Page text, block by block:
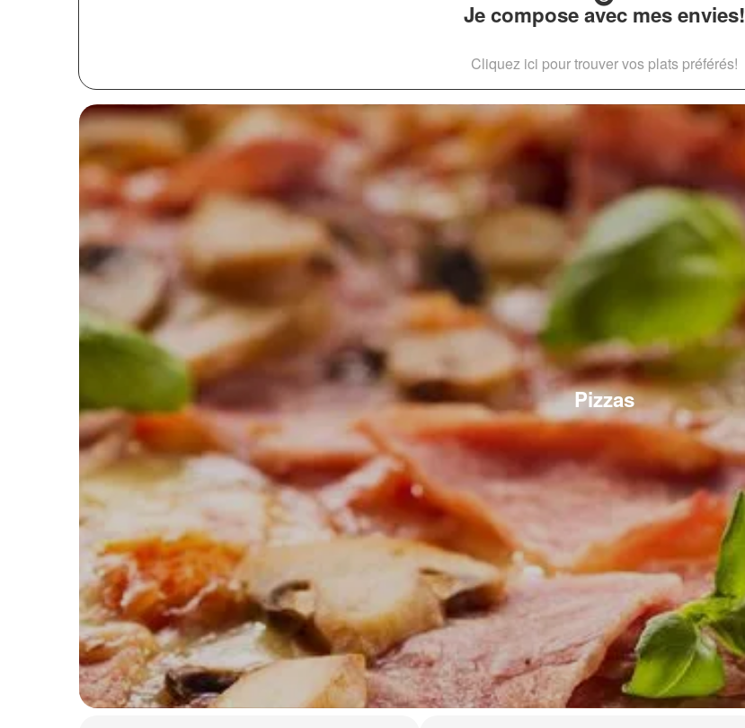
Je compose avec mes envies!
Cliquez ici pour trouver vos plats préférés!
Pizzas